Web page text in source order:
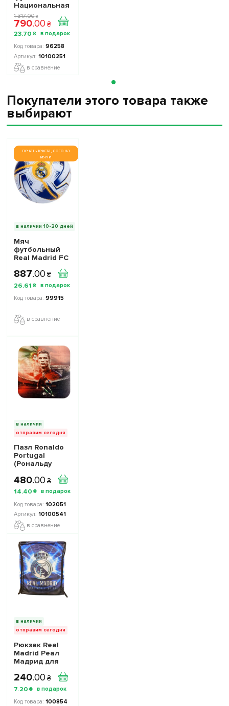
Национальная
Сборная
Украины TOP
FOOTBALL
STARS
Collection 2
10100251
1 317.00 ₴
790.00 ₴
23.70 ₴
96258
10100251
в сравнение
Покупатели этого товара также
выбирают
печать текста, лого на
мячи
в наличии 10-20 дней
Мяч
футбольный
Real Madrid FC
887.00 ₴
26.61 ₴
99915
в сравнение
в наличии
отправим сегодня
Пазл Ronaldo
Portugal
(Рональду
фирменной
коробке
10100541
480.00 ₴
14.40 ₴
102051
10100541
в сравнение
в наличии
отправим сегодня
Рюкзак Real
Madrid Реал
Мадрид для
аксессуаров
25290400
цвет: микс
240.00 ₴
7.20 ₴
100854